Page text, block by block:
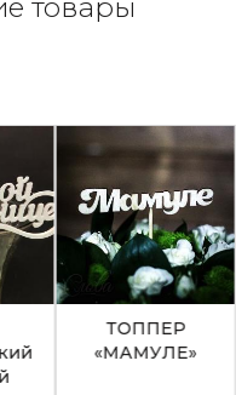
товары
ТОППЕР
«МАМУЛЕ»